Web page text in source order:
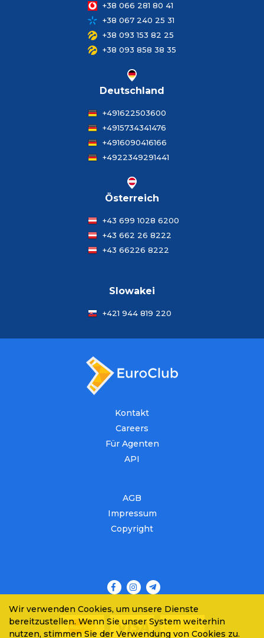
+38 066 281 80 41
+38 067 240 25 31
+38 093 153 82 25
+38 093 858 38 35
Deutschland
+491622503600
+4915734341476
+4916090416166
+4922349291441
Österreich
+43 699 1028 6200
+43 662 26 8222
+43 66226 8222
Slowakei
+421 944 819 220
Kontakt
Careers
Für Agenten
API
AGB
Impressum
Copyright
Wir verwenden Cookies, um unsere Dienste
bereitzustellen. Wenn Sie unser System weiterhin
nutzen, stimmen Sie der Verwendung von Cookies zu.